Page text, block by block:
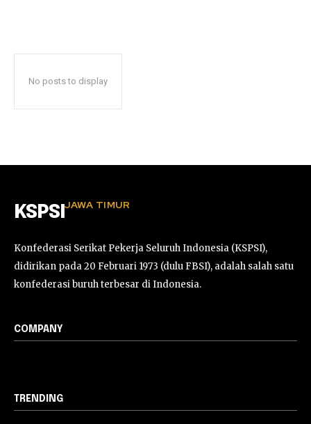
No posts to display
KSPSI JAWA TIMUR
Konfederasi Serikat Pekerja Seluruh Indonesia (KSPSI),
didirikan pada 20 Februari 1973 (dulu FBSI), adalah salah satu
konfederasi buruh terbesar di Indonesia.
COMPANY
TRENDING